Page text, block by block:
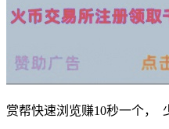
赏帮快速浏览赚10秒一个，